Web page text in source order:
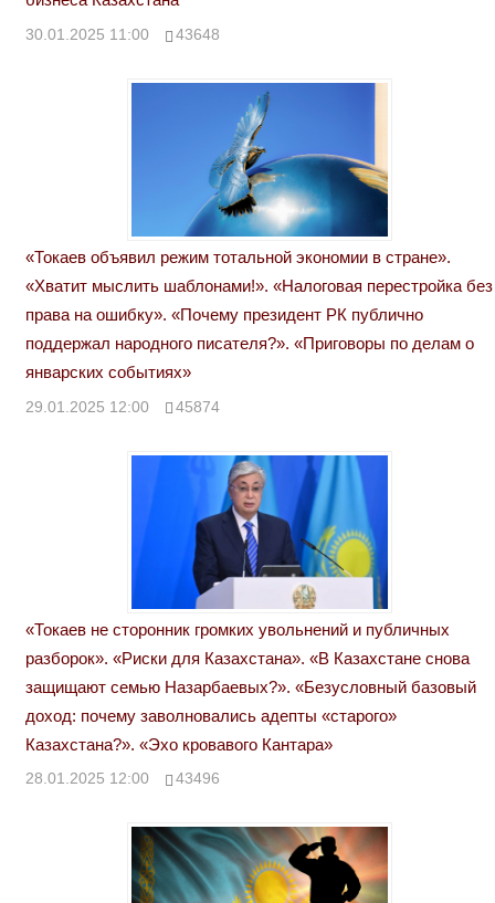
30.01.2025 11:00 43648
«Токаев объявил режим тотальной экономии в стране».
«Хватит мыслить шаблонами!». «Налоговая перестройка без
права на ошибку». «Почему президент РК публично
поддержал народного писателя?». «Приговоры по делам о
январских событиях»
29.01.2025 12:00 45874
«Токаев не сторонник громких увольнений и публичных
разборок». «Риски для Казахстана». «В Казахстане снова
защищают семью Назарбаевых?». «Безусловный базовый
доход: почему заволновались адепты «старого»
Казахстана?». «Эхо кровавого Кантара»
28.01.2025 12:00 43496